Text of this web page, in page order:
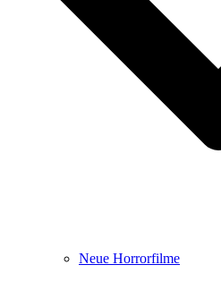
Neue Horrorfilme